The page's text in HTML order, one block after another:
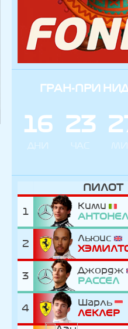
ГРАН-ПРИ
16
ДНИ
23
ЧАС
2
ПИЛОТ
1
Кими
2
Льюис
3
Джордж
РАССЕЛ
4
Шарль
ЛЕКЛЕР